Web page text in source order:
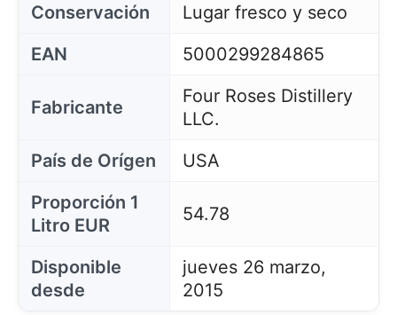
Conservación
Lugar fresco y seco
EAN
5000299284865
Fabricante
Four Roses Distillery
LLC.
País de Orígen
USA
Proporción 1
Litro EUR
54.78
Disponible
desde
jueves 26 marzo,
2015